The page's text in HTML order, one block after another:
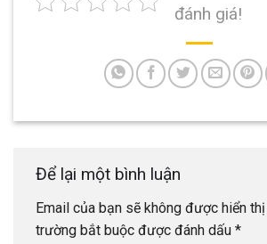
đánh giá!
Để lại một bình luận
Email của bạn sẽ không được hiển
trường bắt buộc được đánh dấu *